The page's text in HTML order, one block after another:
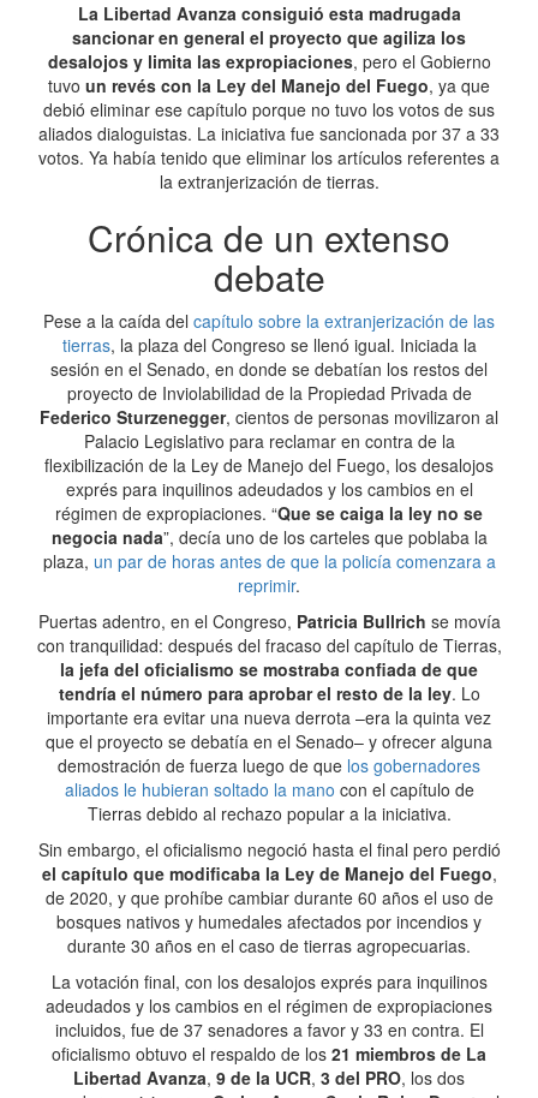
La Libertad Avanza consiguió esta madrugada
sancionar en general el proyecto que agiliza los
desalojos y limita las expropiaciones, pero el Gobierno
tuvo un revés con la Ley del Manejo del Fuego, ya que
debió eliminar ese capítulo porque no tuvo los votos de sus
aliados dialoguistas. La iniciativa fue sancionada por 37 a 33
votos. Ya había tenido que eliminar los artículos referentes a
la extranjerización de tierras.
Crónica de un extenso
debate
Pese a la caída del capítulo sobre la extranjerización de las
tierras, la plaza del Congreso se llenó igual. Iniciada la
sesión en el Senado, en donde se debatían los restos del
proyecto de Inviolabilidad de la Propiedad Privada de
Federico Sturzenegger, cientos de personas movilizaron al
Palacio Legislativo para reclamar en contra de la
flexibilización de la Ley de Manejo del Fuego, los desalojos
exprés para inquilinos adeudados y los cambios en el
régimen de expropiaciones. “Que se caiga la ley no se
negocia nada”, decía uno de los carteles que poblaba la
plaza, un par de horas antes de que la policía comenzara a
reprimir.
Puertas adentro, en el Congreso, Patricia Bullrich se movía
con tranquilidad: después del fracaso del capítulo de Tierras,
la jefa del oficialismo se mostraba confiada de que
tendría el número para aprobar el resto de la ley. Lo
importante era evitar una nueva derrota –era la quinta vez
que el proyecto se debatía en el Senado– y ofrecer alguna
demostración de fuerza luego de que los gobernadores
aliados le hubieran soltado la mano con el capítulo de
Tierras debido al rechazo popular a la iniciativa.
Sin embargo, el oficialismo negoció hasta el final pero perdió
el capítulo que modificaba la Ley de Manejo del Fuego,
de 2020, y que prohíbe cambiar durante 60 años el uso de
bosques nativos y humedales afectados por incendios y
durante 30 años en el caso de tierras agropecuarias.
La votación final, con los desalojos exprés para inquilinos
adeudados y los cambios en el régimen de expropiaciones
incluidos, fue de 37 senadores a favor y 33 en contra. El
oficialismo obtuvo el respaldo de los 21 miembros de La
Libertad Avanza, 9 de la UCR, 3 del PRO, los dos